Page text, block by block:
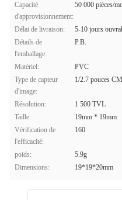
Capacité
d'approvisionnement:
50 000 pièces/
Délai de livraison:
5-10 jours
Détails de
l'emballage:
P.B.
Matériel:
PVC
Type de capteur
d'image:
1/2.7 pouces
Résolution:
1 500 TVL
Taille:
19mm * 19mm
Vérification de
l'efficacité:
160
poids:
5.9g
Dimensions:
19*19*20mm